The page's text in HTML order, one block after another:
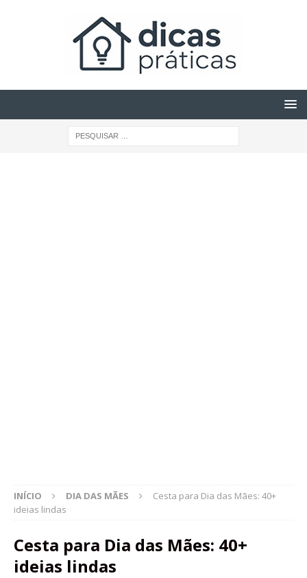
INÍCIO DIA DAS MÃES
Cesta para Dia das Mães: 40+
ideias lindas
Cesta para Dia das Mães: 40+
ideias lindas